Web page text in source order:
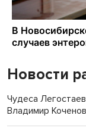
Новости
Чудеса
Владимир Коченов